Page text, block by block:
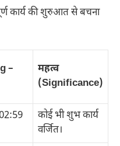
कार्य की शुरुआत से बचना
–
महत्व
(Significance)
कोई भी शुभ कार्य
वर्जित।